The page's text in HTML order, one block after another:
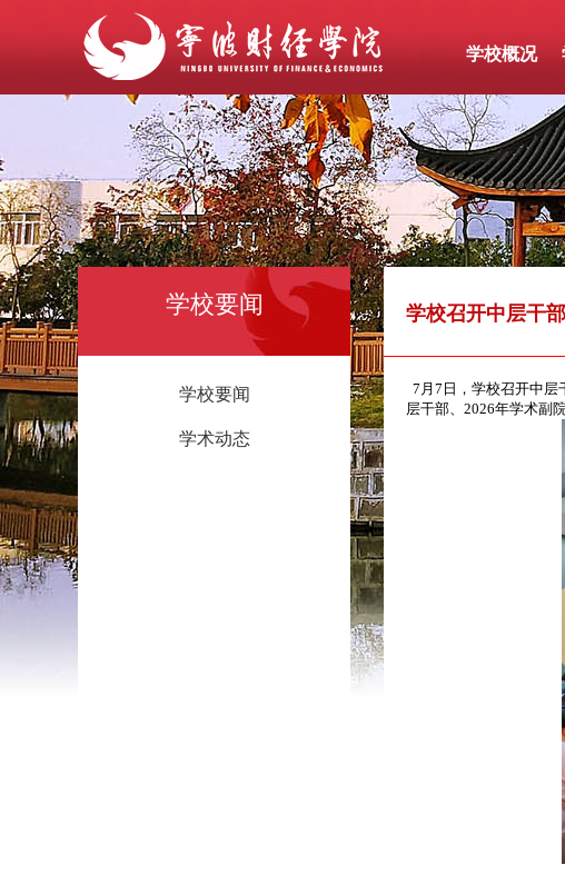
学校概况
学校要闻
学校要闻
学术动态
学校召开中层干
7月7日，学校召开中层
层干部、2026年学术副